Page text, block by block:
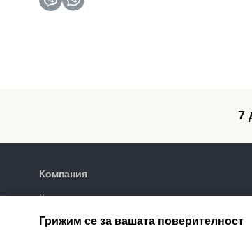
7
Компания
Клиенти
Политика за поверителност
Грижим се за вашата поверителност